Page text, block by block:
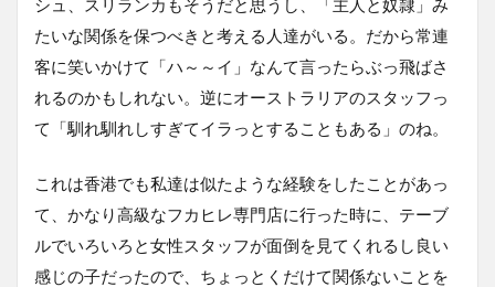
たいな関係を保つべきと考える人達がいる。だから常連
客に笑いかけて「ハ～～イ」なんて言ったらぶっ飛ばさ
れるのかもしれない。逆にオーストラリアのスタッフっ
て「馴れ馴れしすぎてイラっとすることもある」のね。
これは香港でも私達は似たような経験をしたことがあっ
て、かなり高級なフカヒレ専門店に行った時に、テーブ
ルでいろいろと女性スタッフが面倒を見てくれるし良い
感じの子だったので、ちょっとくだけて関係ないことを